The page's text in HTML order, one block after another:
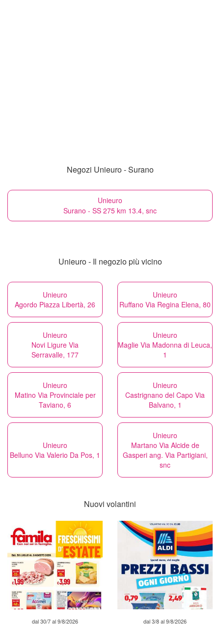
Negozi Unieuro - Surano
Unieuro
Surano - SS 275 km 13.4, snc
Unieuro - Il negozio più vicino
Unieuro
Agordo Piazza Libertà, 26
Unieuro
Ruffano Via Regina Elena, 80
Unieuro
Novi Ligure Via
Serravalle, 177
Unieuro
Maglie Via Madonna di Leuca,
1
Unieuro
Matino Via Provinciale per
Taviano, 6
Unieuro
Castrignano del Capo Via
Balvano, 1
Unieuro
Belluno Via Valerio Da Pos, 1
Unieuro
Martano Via Alcide de
Gasperi ang. Via Partigiani,
snc
Nuovi volantini
dal 30/7 al 9/8/2026 dal 3/8 al 9/8/2026